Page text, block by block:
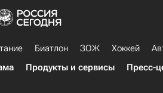
Биатлон ЗОЖ Хоккей
Продукты и сервисы Пресс-